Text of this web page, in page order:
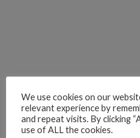
We use cookies on our
relevant experience by
and repeat visits. By clicking
use of ALL the cookies.